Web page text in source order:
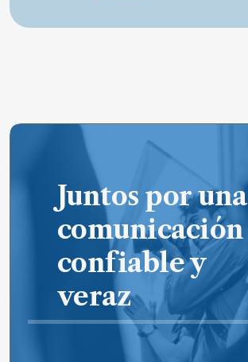
Juntos por una
comunicación
confiable y
veraz